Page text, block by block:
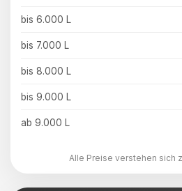
bis 6.000 L
bis 7.000 L
bis 8.000 L
bis 9.000 L
ab 9.000 L
Alle Preise verstehen sich